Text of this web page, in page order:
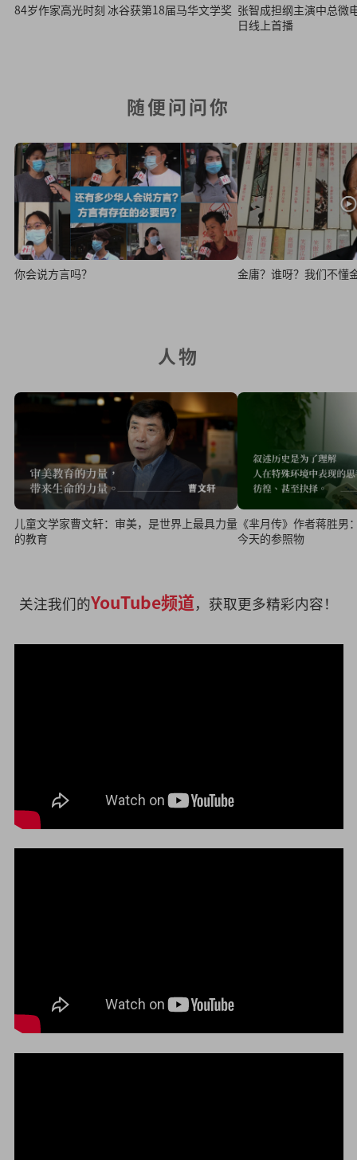
84岁作家高光时刻 冰谷获第18届马华文学奖 张智成担纲主演中总微电影
日线上首播
随便问问你
你会说方言吗？ 金庸？谁呀？我们不懂
人物
儿童文学家曹文轩：审美，是世界上最具力量
的教育
《芈月传》作者蒋胜男
今天的参照物
关注我们的YouTube频道，获取更多精彩内容！